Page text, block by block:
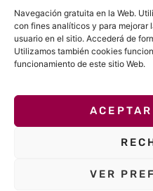
Navegación gratuita en la Web.
con fines analíticos y para mejorar
usuario en el sitio. Accederá de
Utilizamos también cookies
funcionamiento de este sitio Web.
VER
¿Ya conoces Garden
Recomiéndaselo a tus
Otros
Top